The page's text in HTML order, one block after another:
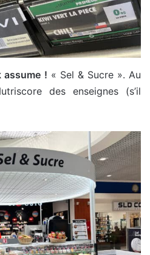
assume ! « Sel & Sucre ». Au
des enseignes (s’il